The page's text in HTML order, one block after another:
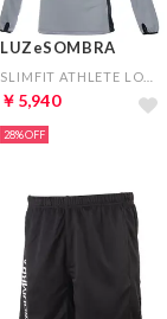
LUZeSOMBRA
￥5,940
28%